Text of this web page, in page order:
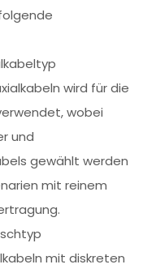
wird für die
wobei
und
gewählt werden
mit reinem
mit diskreten